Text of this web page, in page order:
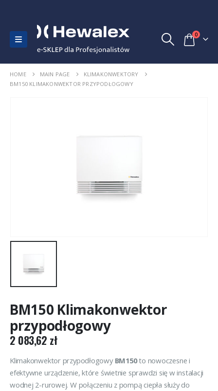
0
HOME MAIN PAGE
KLIMAKONWEKTORY
BM150 KLIMAKONWEKTOR PRZYPODŁOGOWY
BM150 Klimakonwektor
przypodłogowy
2 083,62 zł
Klimakonwektor przypodłogowy BM150to nowoczesne i
efektywne urządzenie, które świetnie sprawdzi się w instalacji
wodnej 2-rurowej. W połączeniu z pompą ciepła służy do